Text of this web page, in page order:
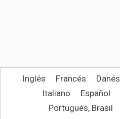
Inglés Francés Danés
Italiano
Español
Portugués, Brasil